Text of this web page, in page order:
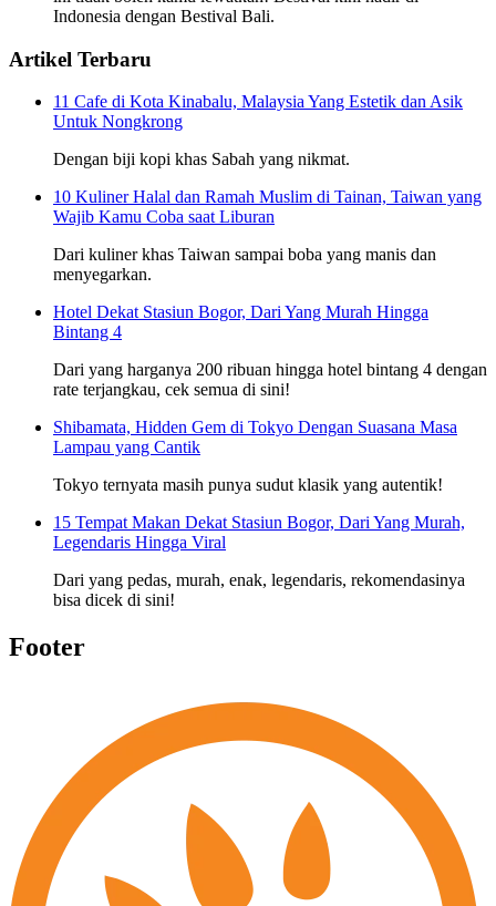
Indonesia dengan Bestival Bali.
Artikel Terbaru
11 Cafe di Kota Kinabalu, Malaysia Yang Estetik dan Asik
Untuk Nongkrong
Dengan biji kopi khas Sabah yang nikmat.
10 Kuliner Halal dan Ramah Muslim di Tainan, Taiwan yang
Wajib Kamu Coba saat Liburan
Dari kuliner khas Taiwan sampai boba yang manis dan
menyegarkan.
Hotel Dekat Stasiun Bogor, Dari Yang Murah Hingga
Bintang 4
Dari yang harganya 200 ribuan hingga hotel bintang 4 dengan
rate terjangkau, cek semua di sini!
Shibamata, Hidden Gem di Tokyo Dengan Suasana Masa
Lampau yang Cantik
Tokyo ternyata masih punya sudut klasik yang autentik!
15 Tempat Makan Dekat Stasiun Bogor, Dari Yang Murah,
Legendaris Hingga Viral
Dari yang pedas, murah, enak, legendaris, rekomendasinya
bisa dicek di sini!
Footer